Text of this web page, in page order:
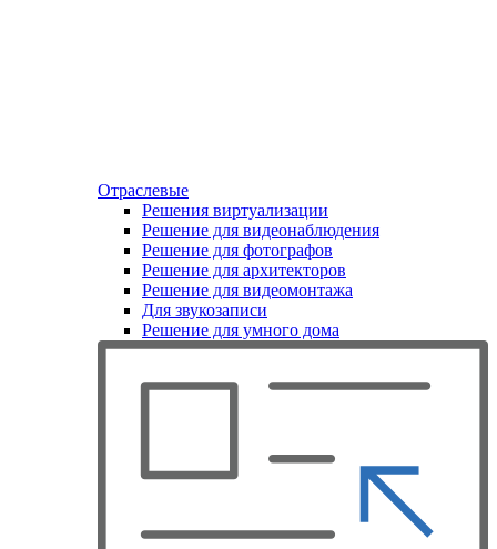
Отраслевые
Решения виртуализации
Решение для видеонаблюдения
Решение для фотографов
Решение для архитекторов
Решение для видеомонтажа
Для звукозаписи
Решение для умного дома